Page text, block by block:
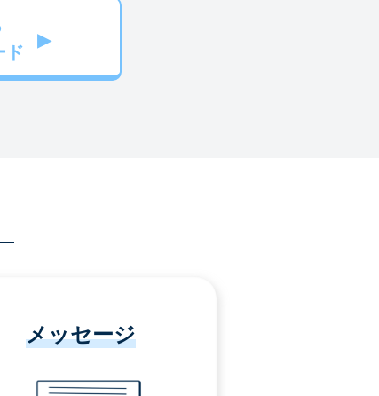
ド
メッセージ